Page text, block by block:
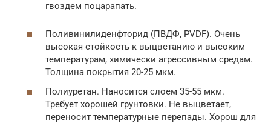
гвоздем поцарапать.
Поливинилиденфторид (ПВДФ, PVDF). Очень
высокая стойкость к выцветанию и высоким
температурам, химически агрессивным средам.
Толщина покрытия 20-25 мкм.
Полиуретан. Наносится слоем 35-55 мкм.
Требует хорошей грунтовки. Не выцветает,
переносит температурные перепады. Хорош для